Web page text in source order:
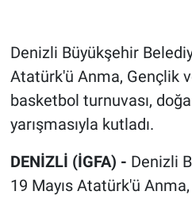
Denizli Büyükşehir
Atatürk'ü Anma, Gençlik
basketbol turnuvası,
yarışmasıyla kutladı.
DENİZLİ (İGFA) - Denizli
19 Mayıs Atatürk'ü